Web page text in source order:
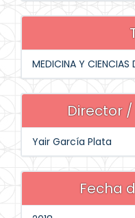
MEDICINA Y CIENCIAS
Director
Yair García Plata
Fecha